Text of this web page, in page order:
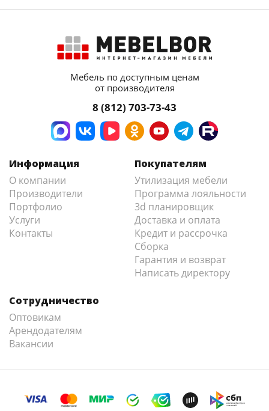
Мебель по доступным ценам
от производителя
8 (812) 703-73-43
Информация
О компании
Производители
Портфолио
Услуги
Контакты
Покупателям
Утилизация мебели
Программа лояльности
3d планировщик
Доставка и оплата
Кредит и рассрочка
Сборка
Гарантия и возврат
Написать директору
Сотрудничество
Оптовикам
Арендодателям
Вакансии